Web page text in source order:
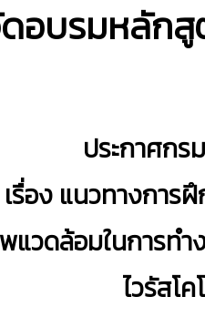
อบรมหลัก
ประกาศกร
เรื่อง แนวทางการ
แวดล้อมในการทำ
ไวรัสโ